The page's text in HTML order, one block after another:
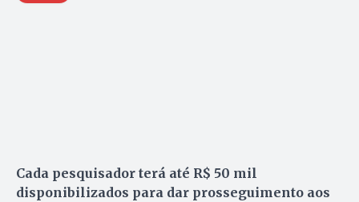
Cada pesquisador terá até R$ 50 mil
disponibilizados para dar prosseguimento aos